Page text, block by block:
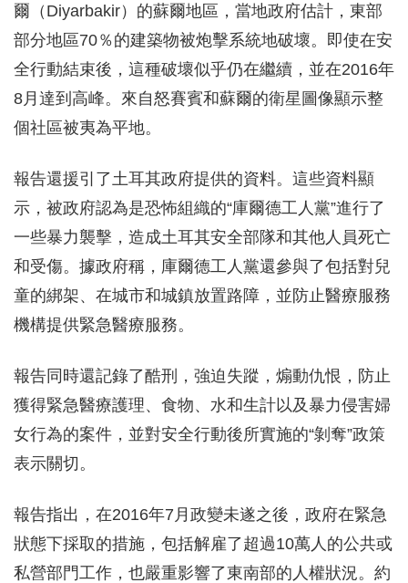
爾（Diyarbakir）的蘇爾地區，當地政府估計，東部
部分地區70％的建築物被炮擊系統地破壞。即使在安
全行動結束後，這種破壞似乎仍在繼續，並在2016年
8月達到高峰。來自怒賽賓和蘇爾的衛星圖像顯示整
個社區被夷為平地。
報告還援引了土耳其政府提供的資料。這些資料顯
示，被政府認為是恐怖組織的“庫爾德工人黨”進行了
一些暴力襲擊，造成土耳其安全部隊和其他人員死亡
和受傷。據政府稱，庫爾德工人黨還參與了包括對兒
童的綁架、在城市和城鎮放置路障，並防止醫療服務
機構提供緊急醫療服務。
報告同時還記錄了酷刑，強迫失蹤，煽動仇恨，防止
獲得緊急醫療護理、食物、水和生計以及暴力侵害婦
女行為的案件，並對安全行動後所實施的“剝奪”政策
表示關切。
報告指出，在2016年7月政變未遂之後，政府在緊急
狀態下採取的措施，包括解雇了超過10萬人的公共或
私營部門工作，也嚴重影響了東南部的人權狀況。約